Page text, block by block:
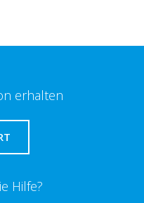
erhalten
Hilfe?